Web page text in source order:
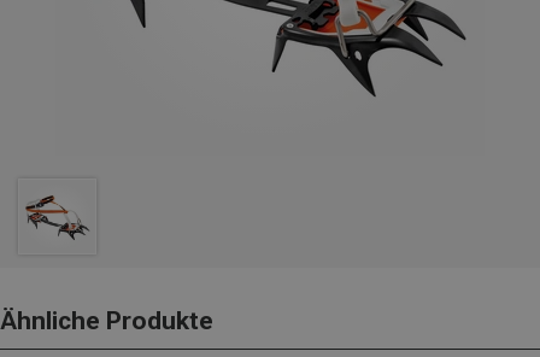
Ähnliche Produkte